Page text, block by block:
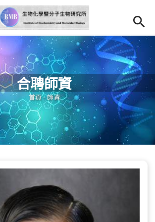
首頁
Open
(學生專區)
Jump to Navigation
Jump to Main content
合聘師資
您在這裡
首頁-師資